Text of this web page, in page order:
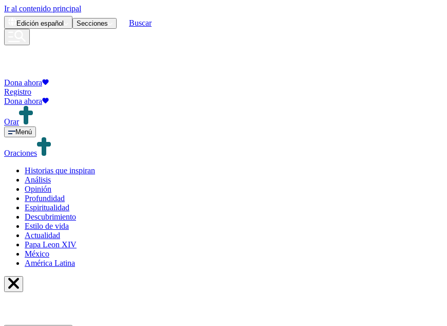
Ir al contenido principal
Edición español Secciones Buscar
Dona ahora
Registro
Dona ahora
Orar
Menú
Oraciones
Historias que inspiran
Análisis
Opinión
Profundidad
Espiritualidad
Descubrimiento
Estilo de vida
Actualidad
Papa Leon XIV
México
América Latina